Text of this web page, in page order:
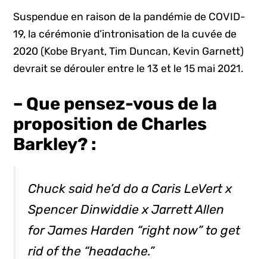
Suspendue en raison de la pandémie de COVID-
19, la cérémonie d’intronisation de la cuvée de
2020 (Kobe Bryant, Tim Duncan, Kevin Garnett)
devrait se dérouler entre le 13 et le 15 mai 2021.
– Que pensez-vous de la
proposition de Charles
Barkley? :
Chuck said he’d do a Caris LeVert x
Spencer Dinwiddie x Jarrett Allen
for James Harden “right now” to get
rid of the “headache.”